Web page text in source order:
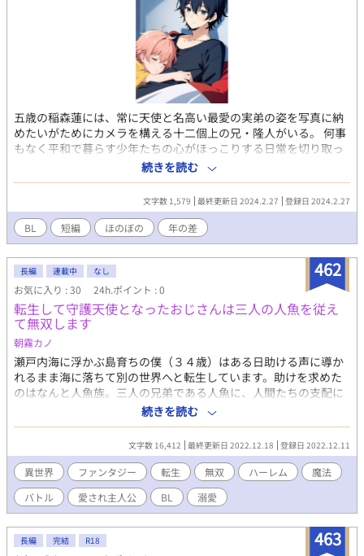
五歳の稲森蓮には、常に天使と名高い最愛の実弟の姿を写真に納
めたいがためにカメラを構える十二個上の兄・隆人がいる。 何事
もなく平和で暮らす少年たちの心がほっこりする日常を切り取っ
た話。 画像AIの表紙を用いた企画「添い寝」にて執筆したショー
トショートの第二段です。
続きを読む
文字数 1,579 最終更新日 2024.2.27 登録日 2024.2.27
BL 短編 ほのぼの 年の差
462
長編 連載中 なし
お気に入り : 30 24h.ポイント : 0
転生して守護天使となったおじさんは三人の人魚を従え
て無双します
朝霧カノ
瀬戸内海に浮かぶ島育ちの僕（３４歳）はある日助ける声に導か
れるまま海に落ちて別の世界へと転生しています。助けを求めた
のはなんと人魚族。三人の兄弟である人魚に、人間たちの支配に
打ち勝つために呼ばれたのだといわれてしまう。神である調整者
に選ばれた僕には、神に次ぐ力が与えられている！？それって最
終兵器ってやつでは…守護天使様って柄じゃないけど、ここはひ
とつやってやるしかないみたいだ。三人の美しい人魚たちに愛さ
れながら、今僕の人間、獣人、人魚を巻き込んだ戦いが始まる。
続きを読む
文字数 16,412 最終更新日 2022.12.18 登録日 2022.12.11
異世界 ファンタジー 転生 無双 ハーレム
魔法
バトル
愛され主人公 BL 溺愛
463
長編 完結 R18